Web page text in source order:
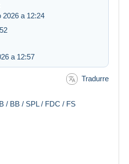
2026 a 12:24
a 12:57
Tradurre
/ BB / SPL / FDC / FS